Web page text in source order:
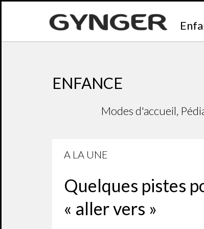
ENFANCE
Modes d'accueil,
A LA UNE
Quelques pistes
« aller vers »